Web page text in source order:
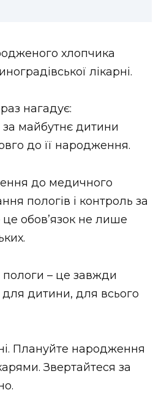
хлопчика
лікарні.
нагадує:
за майбутнє дитини
до її народження.
до медичного
пологів і контроль за
це обов’язок не лише
– це завжди
дитини, для всього
Плануйте народження
Звертайтеся за